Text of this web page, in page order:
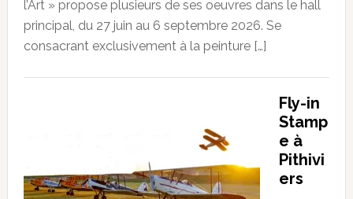
l’Art » propose plusieurs de ses oeuvres dans le hall
principal, du 27 juin au 6 septembre 2026. Se
consacrant exclusivement à la peinture […]
Fly-in
Stamp
e à
Pithivi
ers